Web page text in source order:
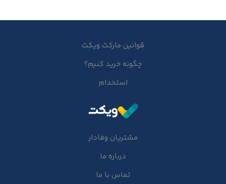
قوانین مارکت ویکت
چگونه خرید کنیم؟
استخدام
مشتریان وفادار
درباره ما
تماس با ما